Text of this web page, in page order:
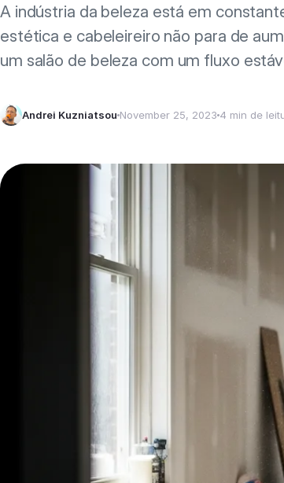
A indústria da beleza está em
estética e cabeleireiro não para de
um salão de beleza com um fluxo
Andrei Kuzniatsou November 25, 2023 4 min de